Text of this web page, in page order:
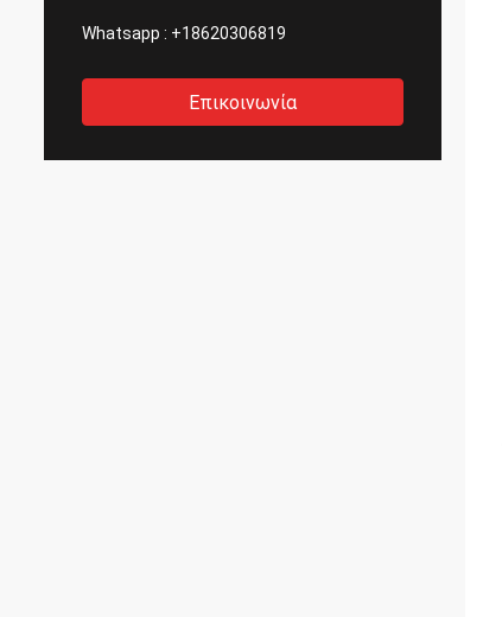
Whatsapp : +18620306819
Επικοινωνία